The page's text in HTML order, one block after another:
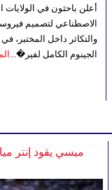
أعلن باحثون في الولايات
الاصطناعي لتصميم
والتكاثر داخل المختبر،
الجينوم الكامل لفير�...
ميسي يقود إنتر